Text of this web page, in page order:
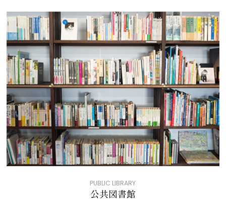
PUBLIC LIBRARY
公共図書館